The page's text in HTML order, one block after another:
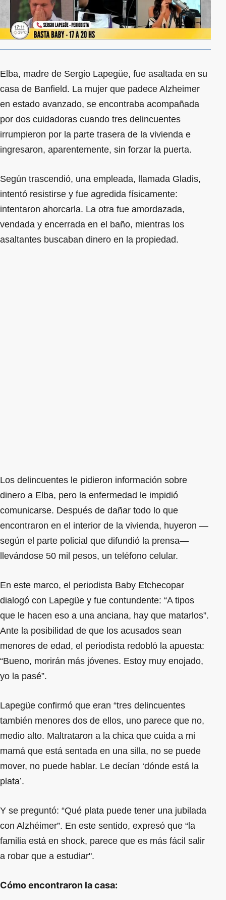
Elba, madre de Sergio Lapegüe, fue asaltada en su
casa de Banfield. La mujer que padece Alzheimer
en estado avanzado, se encontraba acompañada
por dos cuidadoras cuando tres delincuentes
irrumpieron por la parte trasera de la vivienda e
ingresaron, aparentemente, sin forzar la puerta.
Según trascendió, una empleada, llamada Gladis,
intentó resistirse y fue agredida físicamente:
intentaron ahorcarla. La otra fue amordazada,
vendada y encerrada en el baño, mientras los
asaltantes buscaban dinero en la propiedad.
Los delincuentes le pidieron información sobre
dinero a Elba, pero la enfermedad le impidió
comunicarse. Después de dañar todo lo que
encontraron en el interior de la vivienda, huyeron —
según el parte policial que difundió la prensa—
llevándose 50 mil pesos, un teléfono celular.
En este marco, el periodista Baby Etchecopar
dialogó con Lapegüe y fue contundente: “A tipos
que le hacen eso a una anciana, hay que matarlos”.
Ante la posibilidad de que los acusados sean
menores de edad, el periodista redobló la apuesta:
“Bueno, morirán más jóvenes. Estoy muy enojado,
yo la pasé”.
Lapegüe confirmó que eran “tres delincuentes
también menores dos de ellos, uno parece que no,
medio alto. Maltrataron a la chica que cuida a mi
mamá que está sentada en una silla, no se puede
mover, no puede hablar. Le decían ‘dónde está la
plata’.
Y se preguntó: “Qué plata puede tener una jubilada
con Alzhéimer”. En este sentido, expresó que “la
familia está en shock, parece que es más fácil salir
a robar que a estudiar".
Cómo encontraron la casa: